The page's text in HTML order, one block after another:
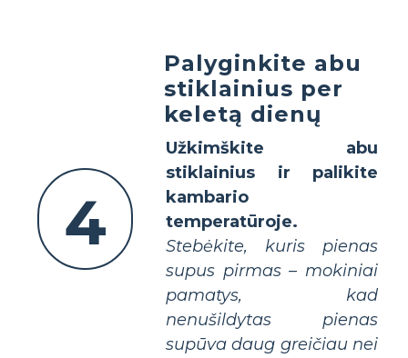
4
Palyginkite abu
stiklainius per
keletą dienų
Užkimškite abu
stiklainius ir palikite
kambario
temperatūroje.
Stebėkite, kuris pienas
supus pirmas – mokiniai
pamatys, kad
nenušildytas pienas
supūva daug greičiau nei